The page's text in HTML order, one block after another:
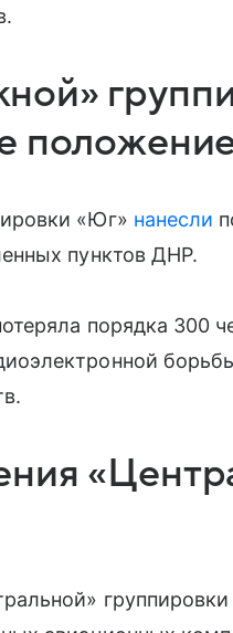
«Юг» нанесли
пунктов ДНР.
порядка 300